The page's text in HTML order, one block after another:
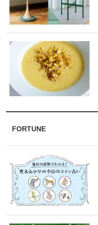
FORTUNE